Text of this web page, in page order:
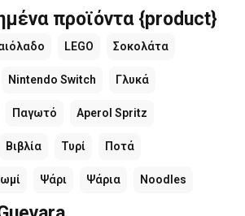
προϊόντα {product}
LEGO Σοκολάτα
Nintendo Switch Γλυκά
Παγωτό Aperol Spritz
Βιβλία Τυρί Ποτά
Ψάρι Ψάρια Noodles